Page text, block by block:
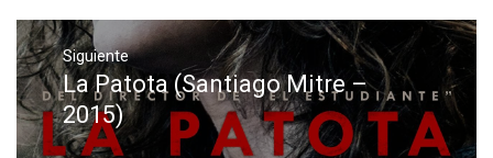
Siguiente
Entrada
siguiente:
La Patota (Santiago Mitre –
2015)